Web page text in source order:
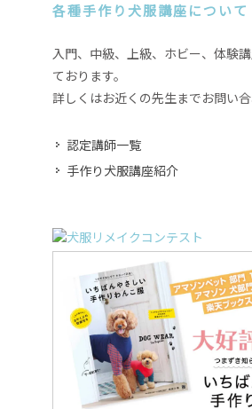
各種手作り犬服講座について
入門、中級、上級、ホビー、体験
ております。
詳しくはお近くの先生までお問い合
認定講師一覧
手作り犬服講座紹介